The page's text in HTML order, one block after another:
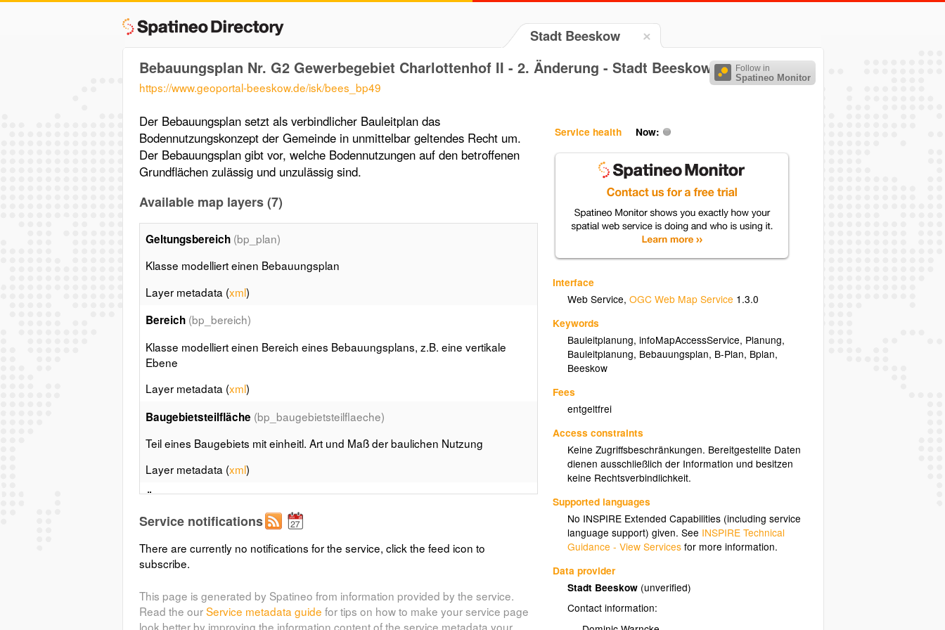
Stadt Beeskow
Follow in
Spatineo Monitor
Bebauungsplan Nr. G2 Gewerbegebiet Charlottenhof II - 2. Änderung - Stadt Beeskow
https://www.geoportal-beeskow.de/isk/bees_bp49
Service health Now:
Interface
Web Service,OGC Web Map Service 1.3.0
Keywords
Bauleitplanung,infoMapAccessService, Planung,
Bauleitplanung, Bebauungsplan, B-Plan, Bplan,
Beeskow
Fees
entgeltfrei
Access constraints
Keine Zugriffsbeschränkungen. Bereitgestellte Daten
dienen ausschließlich der Information und besitzen
keine Rechtsverbindlichkeit.
Supported languages
No INSPIRE Extended Capabilities (including service
language support) given. See INSPIRE Technical
Guidance - View Services for more information.
Data provider
Stadt Beeskow (unverified)
Contact information:
Der Bebauungsplan setzt als verbindlicher Bauleitplan das
Bodennutzungskonzept der Gemeinde in unmittelbar geltendes Recht um.
Der Bebauungsplan gibt vor, welche Bodennutzungen auf den betroffenen
Grundflächen zulässig und unzulässig sind.
Available map layers (7)
Geltungsbereich (bp_plan)
Klasse modelliert einen Bebauungsplan
Layer metadata (xml)
Bereich (bp_bereich)
Klasse modelliert einen Bereich eines Bebauungsplans, z.B. eine vertikale
Ebene
Layer metadata (xml)
Baugebietsteilfläche (bp_baugebietsteilflaeche)
Teil eines Baugebiets mit einheitl. Art und Maß der baulichen Nutzung
Layer metadata (xml)
Überbaubare Grundstücksfläche(bp_ueberbaubaregrundstuecksflaeche)
Festsetzung der überbaubaren Grundstücksfläche (§9, Abs. 1, Nr. 2 BauGB)
Layer metadata (xml)
Abgrenzung unterschiedlicher Nutzung, z.B. von Baugebieten, oder
Abgrenzung des Maßes der Nutzung innerhalb eines Baugebiets
Service notifications
There are currently no notifications for the service, click the feed icon to
subscribe.
This page is generated by Spatineo from information provided by the service.
Read the ourService metadata guide for tips on how to make your service page
look better by improving the information content of the service metadata your